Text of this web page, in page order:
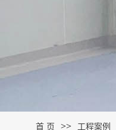
首 页 >> 工程案例